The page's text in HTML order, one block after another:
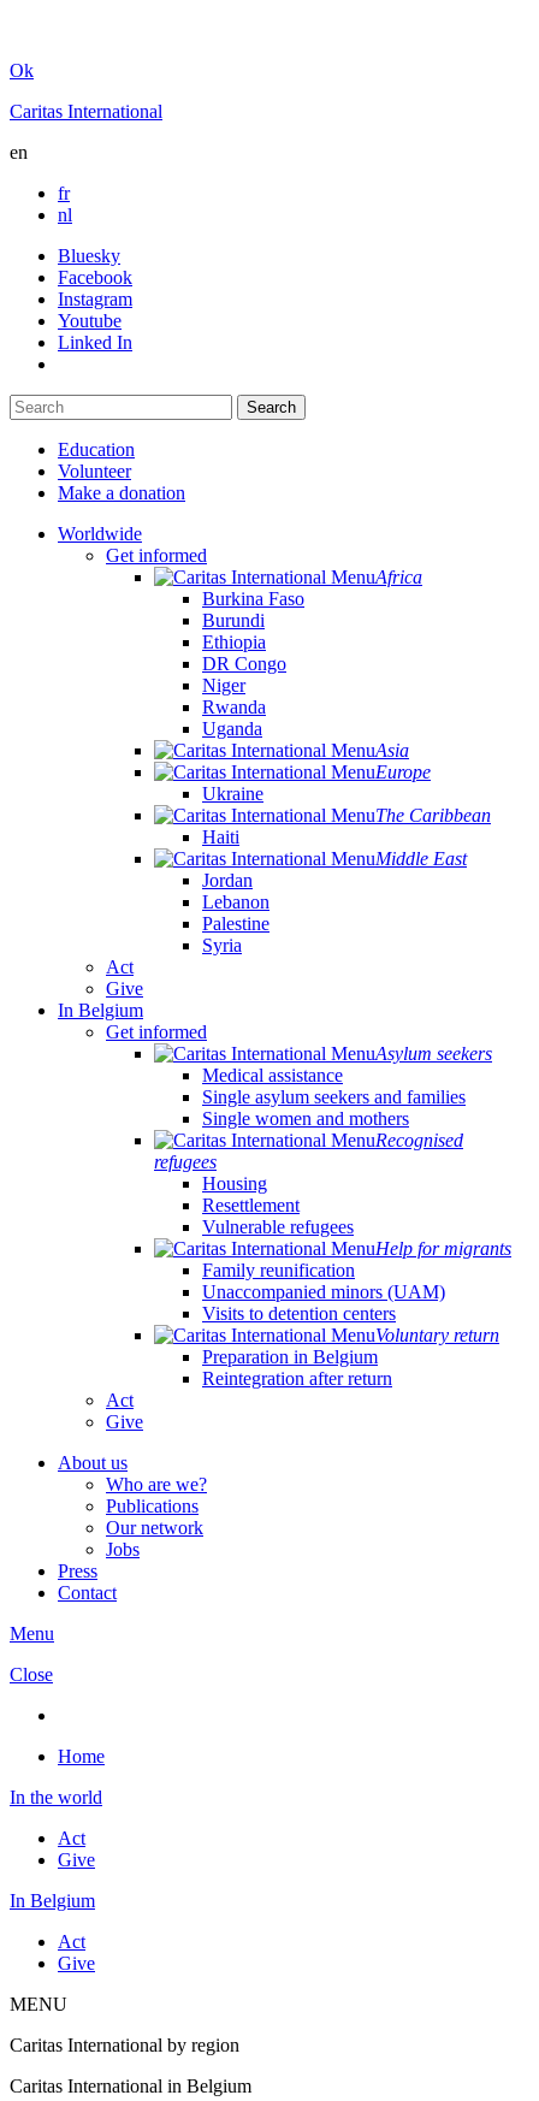
Ok
Caritas International
en
fr
nl
Bluesky
Facebook
Instagram
Youtube
Linked In
Education
Volunteer
Make a donation
Worldwide
Get informed
Africa
Burkina Faso
Burundi
Ethiopia
DR Congo
Niger
Rwanda
Uganda
Asia
Europe
Ukraine
The Caribbean
Haiti
Middle East
Jordan
Lebanon
Palestine
Syria
Act
Give
In Belgium
Get informed
Asylum seekers
Medical assistance
Single asylum seekers and families
Single women and mothers
Recognised
refugees
Housing
Resettlement
Vulnerable refugees
Help for migrants
Family reunification
Unaccompanied minors (UAM)
Visits to detention centers
Voluntary return
Preparation in Belgium
Reintegration after return
Act
Give
About us
Who are we?
Publications
Our network
Jobs
Press
Contact
Menu
Close
Home
In the world
Act
Give
In Belgium
Act
Give
MENU
Caritas International by region
Caritas International in Belgium